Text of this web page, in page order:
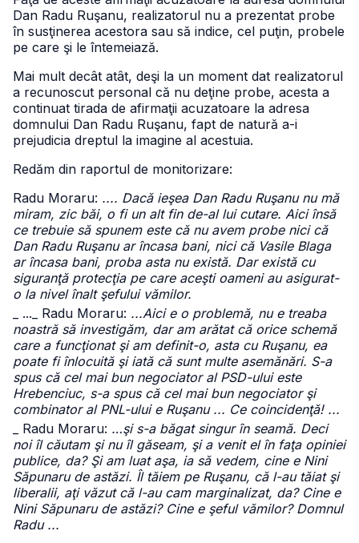
Dan Radu Ruşanu, realizatorul nu a prezentat probe
în susţinerea acestora sau să indice, cel puţin, probele
pe care şi le întemeiază.
Mai mult decât atât, deşi la un moment dat realizatorul
a recunoscut personal că nu deţine probe, acesta a
continuat tirada de afirmaţii acuzatoare la adresa
domnului Dan Radu Ruşanu, fapt de natură a-i
prejudicia dreptul la imagine al acestuia.
Redăm din raportul de monitorizare:
Radu Moraru: .... Dacă ieşea Dan Radu Ruşanu nu mă
miram, zic băi, o fi un alt fin de-al lui cutare. Aici însă
ce trebuie să spunem este că nu avem probe nici că
Dan Radu Ruşanu ar încasa bani, nici că Vasile Blaga
ar încasa bani, proba asta nu există. Dar există cu
siguranţă protecţia pe care aceşti oameni au asigurat-
o la nivel înalt şefului vămilor.
_ ... _ Radu Moraru: ...Aici e o problemă, nu e treaba
noastră să investigăm, dar am arătat că orice schemă
care a funcţionat şi am definit-o, asta cu Ruşanu, ea
poate fi înlocuită şi iată că sunt multe asemănări. S-a
spus că cel mai bun negociator al PSD-ului este
Hrebenciuc, s-a spus că cel mai bun negociator şi
combinator al PNL-ului e Ruşanu ... Ce coincidenţă! ...
_ Radu Moraru: …şi s-a băgat singur în seamă. Deci
noi îl căutam şi nu îl găseam, şi a venit el în faţa opiniei
publice, da? Şi am luat aşa, ia să vedem, cine e Nini
Săpunaru de astăzi. Îl tăiem pe Ruşanu, că l-au tăiat şi
liberalii, aţi văzut că l-au cam marginalizat, da? Cine e
Nini Săpunaru de astăzi? Cine e şeful vămilor? Domnul
Radu ...